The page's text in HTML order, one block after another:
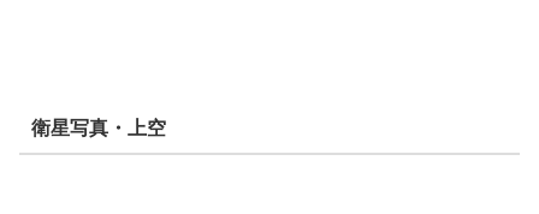
衛星写真・上空